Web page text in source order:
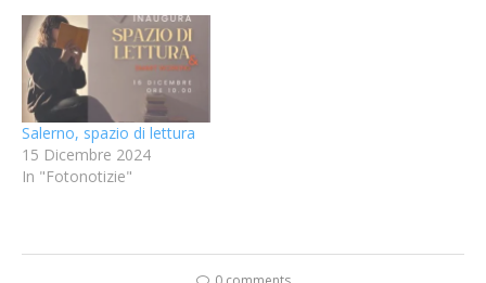
Salerno, spazio di lettura
15 Dicembre 2024
In "Fotonotizie"